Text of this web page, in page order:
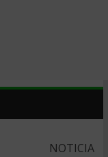
NOTICIA